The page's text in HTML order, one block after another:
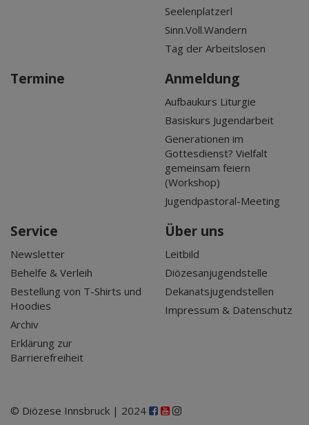
Seelenplatzerl
Sinn.Voll.Wandern
Tag der Arbeitslosen
Termine Anmeldung
Aufbaukurs Liturgie
Basiskurs Jugendarbeit
Generationen im
Gottesdienst? Vielfalt
gemeinsam feiern
(Workshop)
Jugendpastoral-Meeting
Service
Newsletter
Behelfe & Verleih
Bestellung von T-Shirts und
Hoodies
Archiv
Erklärung zur
Barrierefreiheit
Über uns
Leitbild
Diözesanjugendstelle
Dekanatsjugendstellen
Impressum & Datenschutz
© Diözese Innsbruck | 2024